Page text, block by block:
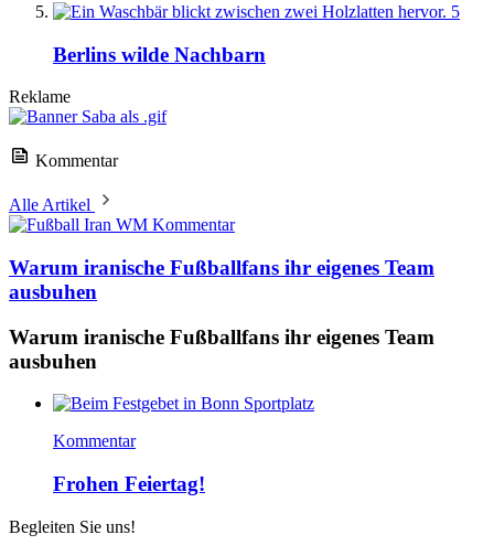
5
Berlins wilde Nachbarn
Reklame
Kommentar
Alle Artikel
Kommentar
Warum iranische Fußballfans ihr eigenes Team
ausbuhen
Warum iranische Fußballfans ihr eigenes Team
ausbuhen
Kommentar
Frohen Feiertag!
Begleiten Sie uns!